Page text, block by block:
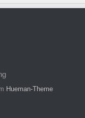
Hueman-Theme